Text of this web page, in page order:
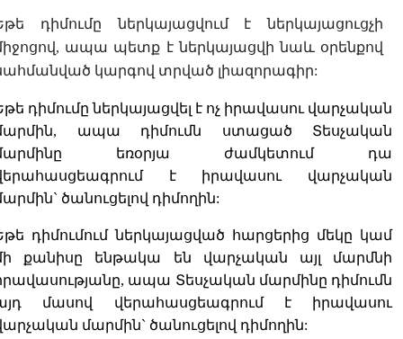
դիմումը ներկայացվում է ներկայացուցչի
ապա պետք է ներկայացվի նաև օրենքով
կարգով տրված լիազորագիր:
դիմումը ներկայացվել է ոչ իրավասու վարչական
ապա դիմումն ստացած Տեսչական
եռօրյա ժամկետում դա
է իրավասու վարչական
ծանուցելով դիմողին:
դիմումում ներկայացված հարցերից մեկը կամ
քանիսը ենթակա են վարչական այլ մարմնի
ապա Տեսչական մարմինը դիմումն
մասով վերահասցեագրում է իրավասու
մարմին` ծանուցելով դիմողին: